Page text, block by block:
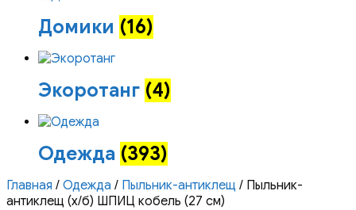
Домики (16)
Экоротанг (4)
Одежда (393)
Главная / Одежда / Пыльник-антиклещ / Пыльник-
антиклещ (х/б) ШПИЦ кобель (27 см)